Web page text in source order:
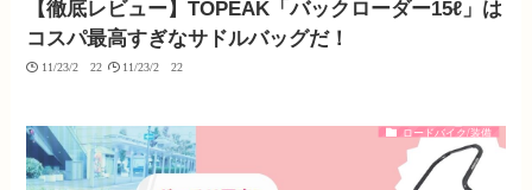
【徹底レビュー】TOPEAK「バックローダー15ℓ」は
コスパ最高すぎなサドルバッグだ！
11/23/2022 11/23/2022
ロードバイク/装備